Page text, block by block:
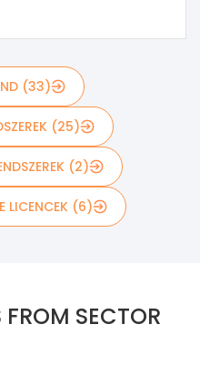
(33)
(25)
(2)
LICENCEK (6)
SECTOR